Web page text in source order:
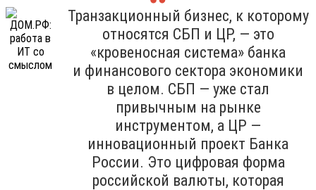
Транзакционный бизнес, к которому
относятся СБП и ЦР, — это
«кровеносная система» банка
и финансового сектора экономики
в целом. СБП — уже стал
привычным на рынке
инструментом, а ЦР —
инновационный проект Банка
России. Это цифровая форма
российской валюты, которая